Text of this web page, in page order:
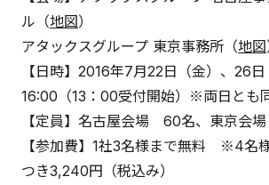
ル（地図）
アタックスグループ 東京事務所（地図
【日時】2016年7月22日（金）、26
16:00（13：00受付開始）※両日とも
【定員】名古屋会場 60名、東京会
【参加費】1社3名様まで無料 ※4名
つき3,240円（税込み）